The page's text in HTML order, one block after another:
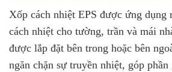
Xốp cách nhiệt EPS được ứng dụng
cách nhiệt cho tường, trần và mái
được lắp đặt bên trong hoặc bên
ngăn chặn sự truyền nhiệt, góp